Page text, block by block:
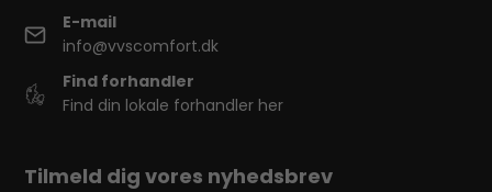
E-mail
info@vvscomfort.dk
Find forhandler
Find din lokale forhandler her
Tilmeld dig vores nyhedsbrev